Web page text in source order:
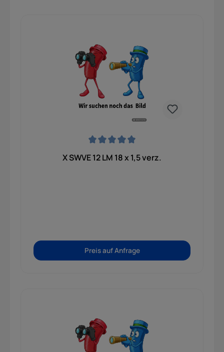
X SWVE 12 LM 18 x 1,5 verz.
Preis auf Anfrage